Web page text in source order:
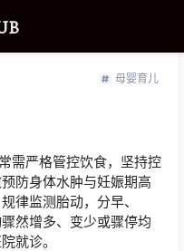
母婴育儿
需严格管控饮食，坚持控
防身体水肿与妊娠期高
律监测胎动，分早、
然增多、变少或骤停均
就诊。